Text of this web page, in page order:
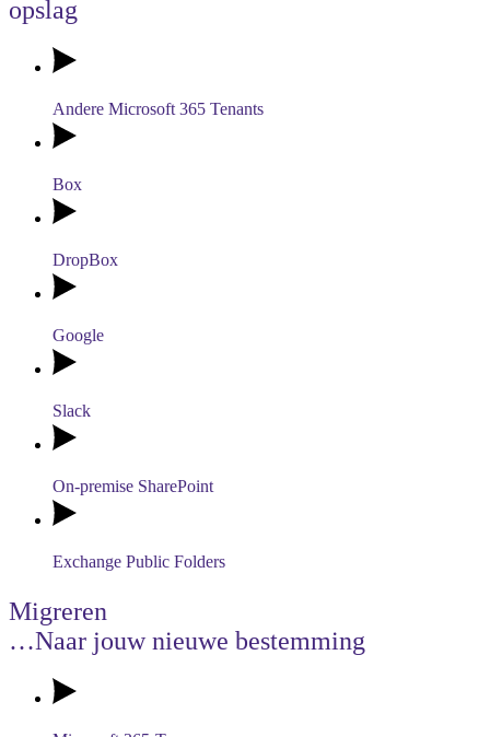
opslag
Andere Microsoft 365 Tenants
Box
DropBox
Google
Slack
On-premise SharePoint
Exchange Public Folders
Migreren
…Naar jouw nieuwe bestemming